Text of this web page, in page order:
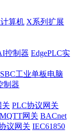
算机 X系列扩展
控制器 EdgePLC实
SBC工业单板电脑
制器
关 PLC协议网关
MQTT网关 BACnet
议网关 IEC61850